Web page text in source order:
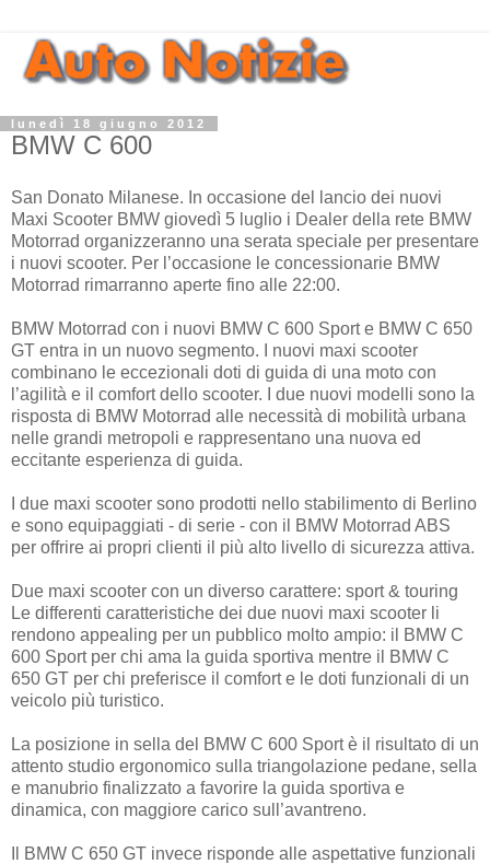
lunedì 18 giugno 2012
BMW C 600
San Donato Milanese. In occasione del lancio dei nuovi
Maxi Scooter BMW giovedì 5 luglio i Dealer della rete BMW
Motorrad organizzeranno una serata speciale per presentare
i nuovi scooter. Per l’occasione le concessionarie BMW
Motorrad rimarranno aperte fino alle 22:00.
BMW Motorrad con i nuovi BMW C 600 Sport e BMW C 650
GT entra in un nuovo segmento. I nuovi maxi scooter
combinano le eccezionali doti di guida di una moto con
l’agilità e il comfort dello scooter. I due nuovi modelli sono la
risposta di BMW Motorrad alle necessità di mobilità urbana
nelle grandi metropoli e rappresentano una nuova ed
eccitante esperienza di guida.
I due maxi scooter sono prodotti nello stabilimento di Berlino
e sono equipaggiati - di serie - con il BMW Motorrad ABS
per offrire ai propri clienti il più alto livello di sicurezza attiva.
Due maxi scooter con un diverso carattere: sport & touring
Le differenti caratteristiche dei due nuovi maxi scooter li
rendono appealing per un pubblico molto ampio: il BMW C
600 Sport per chi ama la guida sportiva mentre il BMW C
650 GT per chi preferisce il comfort e le doti funzionali di un
veicolo più turistico.
La posizione in sella del BMW C 600 Sport è il risultato di un
attento studio ergonomico sulla triangolazione pedane, sella
e manubrio finalizzato a favorire la guida sportiva e
dinamica, con maggiore carico sull’avantreno.
Il BMW C 650 GT invece risponde alle aspettative funzionali